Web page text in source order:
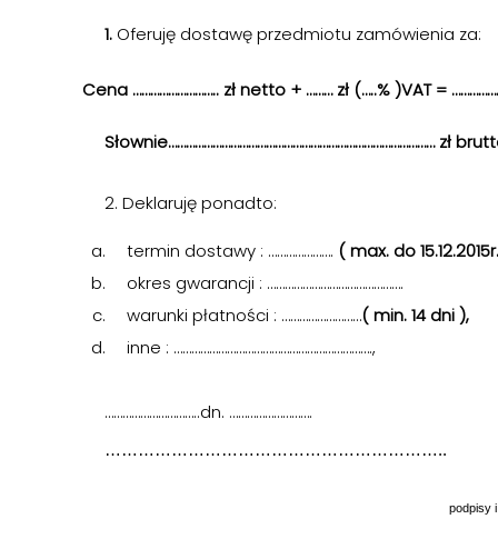
1. Oferuję dostawę przedmiotu zamówienia za:
Cena ……………………….. zł netto + ……… zł (…..% )VAT =
Słownie……………………………………………………………………………… zł
2. Deklaruję ponadto:
termin dostawy : …………………. ( max. do
okres gwarancji : ……………………………………….
warunki płatności : ………………………( min. 14 dni ),
inne : ………………………………………………………….,
…………………………..dn. ……………………….
……………………………………………………..
podpisy